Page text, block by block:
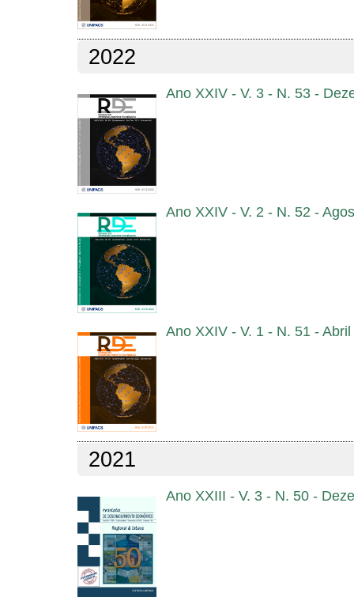
2022
Ano XXIV - V. 3 - N. 53 -
Ano XXIV - V. 2 - N. 52 -
Ano XXIV - V. 1 - N. 51 -
2021
Ano XXIII - V. 3 - N. 50 -